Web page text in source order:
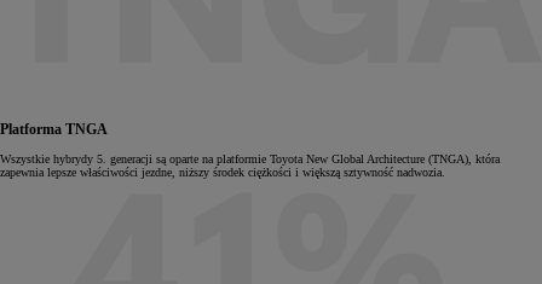
Platforma TNGA
Wszystkie hybrydy 5. generacji są oparte na platformie Toyota New Global Architecture (TNGA), która
zapewnia lepsze właściwości jezdne, niższy środek ciężkości i większą sztywność nadwozia.